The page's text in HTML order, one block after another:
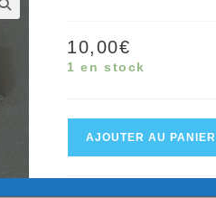
10,00€
1 en stock
quantité
de
Ventirad
AJOUTER AU PANIER